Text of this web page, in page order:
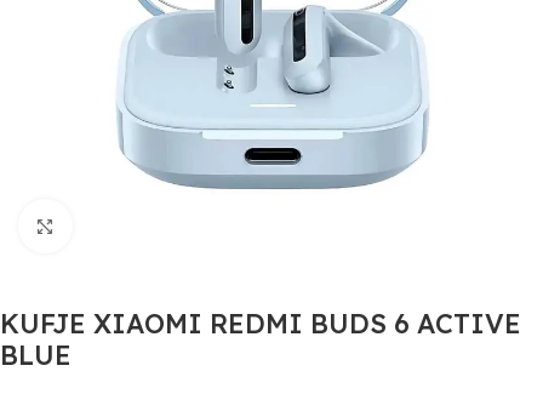
KUFJE XIAOMI REDMI BUDS 6 ACTIVE
BLUE